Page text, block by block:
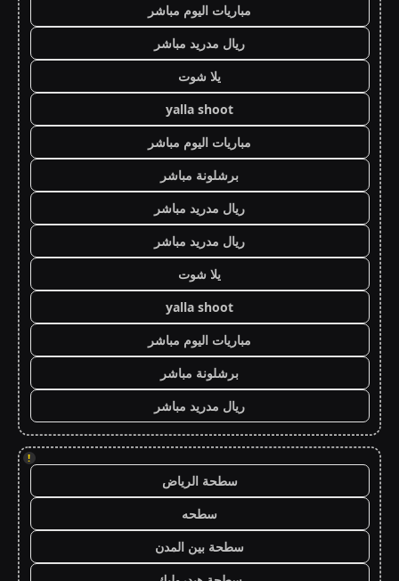
مباريات اليوم مباشر
ريال مدريد مباشر
يلا شوت
yalla shoot
مباريات اليوم مباشر
برشلونة مباشر
ريال مدريد مباشر
ريال مدريد مباشر
يلا شوت
yalla shoot
مباريات اليوم مباشر
برشلونة مباشر
ريال مدريد مباشر
!
سطحة الرياض
سطحه
سطحة بين المدن